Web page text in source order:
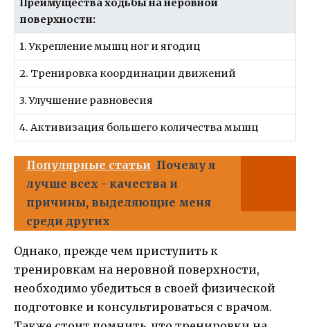
поверхности:
1. Укрепление мышц ног и ягодиц
2. Тренировка координации движений
3. Улучшение равновесия
4. Активизация большего количества мышц
Популярные статьи Почему я
лучше всех - качества и
причины, выделяющие меня
среди других
Однако, прежде чем приступить к
тренировкам на неровной поверхности,
необходимо убедиться в своей физической
подготовке и консультироваться с врачом.